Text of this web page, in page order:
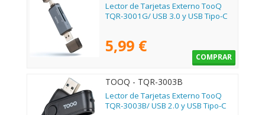
Lector de Tarjetas Externo TooQ
TQR-3001G/ USB 3.0 y USB Tipo-C
5,99 €
COMPRAR
TOOQ - TQR-3003B
Lector de Tarjetas Externo TooQ
TQR-3003B/ USB 2.0 y USB Tipo-C